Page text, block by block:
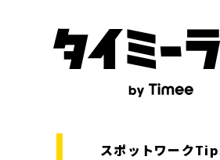
スポットワーク